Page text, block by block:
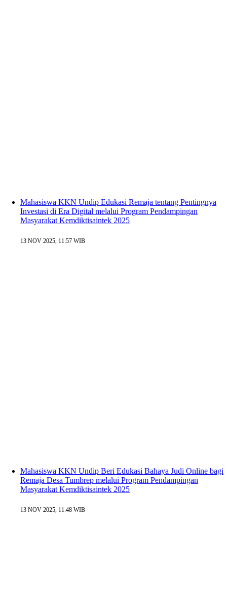
Mahasiswa KKN Undip Edukasi Remaja tentang Pentingnya
Investasi di Era Digital melalui Program Pendampingan
Masyarakat Kemdiktisaintek 2025
13 NOV 2025, 11:57 WIB
Mahasiswa KKN Undip Beri Edukasi Bahaya Judi Online bagi
Remaja Desa Tumbrep melalui Program Pendampingan
Masyarakat Kemdiktisaintek 2025
13 NOV 2025, 11:48 WIB